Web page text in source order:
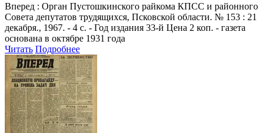
Вперед : Орган Пустошкинского райкома КПСС и районного
Совета депутатов трудящихся, Псковской области. № 153 : 21
декабря., 1967. - 4 с. - Год издания 33-й Цена 2 коп. - газета
основана в октябре 1931 года
Читать Подробнее